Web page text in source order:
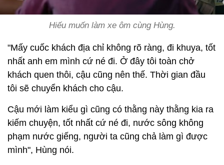
Hiếu muốn làm xe ôm cùng Hùng.
"Mấy cuốc khách địa chỉ không rõ ràng, đi khuya, tốt
nhất anh em mình cứ né đi. Ở đây tôi toàn chở
khách quen thôi, cậu cũng nên thế. Thời gian đầu
tôi sẽ chuyển khách cho cậu.
Cậu mới làm kiểu gì cũng có thằng này thằng kia ra
kiếm chuyện, tốt nhất cứ né đi, nước sông không
phạm nước giếng, người ta cũng chả làm gì được
mình", Hùng nói.